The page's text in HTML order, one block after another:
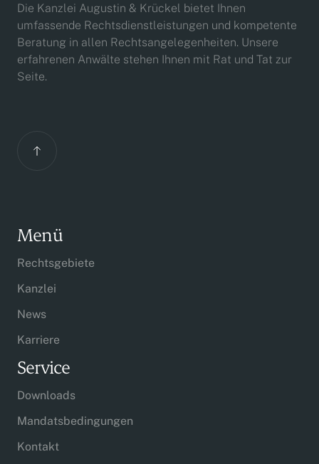
Die Kanzlei Augustin & Krückel bietet Ihnen
umfassende Rechtsdienstleistungen und kompetente
Beratung in allen Rechtsangelegenheiten. Unsere
erfahrenen Anwälte stehen Ihnen mit Rat und Tat zur
Seite.
Menü
Rechtsgebiete
Kanzlei
News
Karriere
Service
Downloads
Mandatsbedingungen
Kontakt